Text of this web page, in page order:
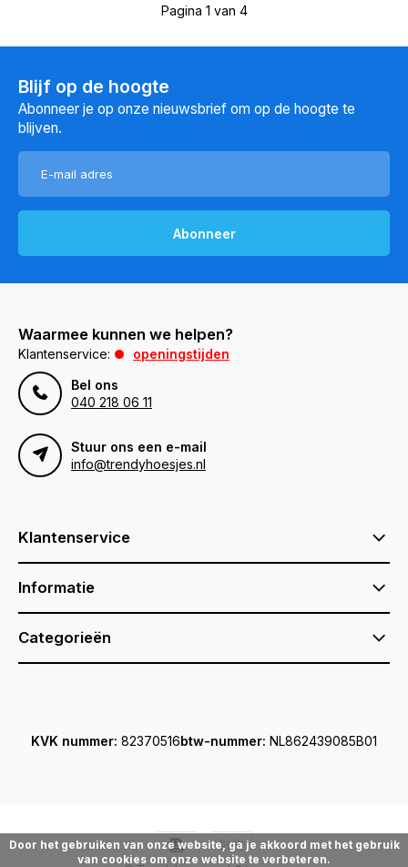
Pagina 1 van 4
Blijf op de hoogte
Abonneer je op onze nieuwsbrief om op de hoogte te
blijven.
Abonneer
Waarmee kunnen we helpen?
Klantenservice:
openingstijden
Bel ons
040 218 06 11
Stuur ons een e-mail
info@trendyhoesjes.nl
Klantenservice
Informatie
Categorieën
KVK nummer: 82370516btw-nummer: NL862439085B01
Door het gebruiken van onze website, ga je akkoord met het gebruik
van cookies om onze website te verbeteren.